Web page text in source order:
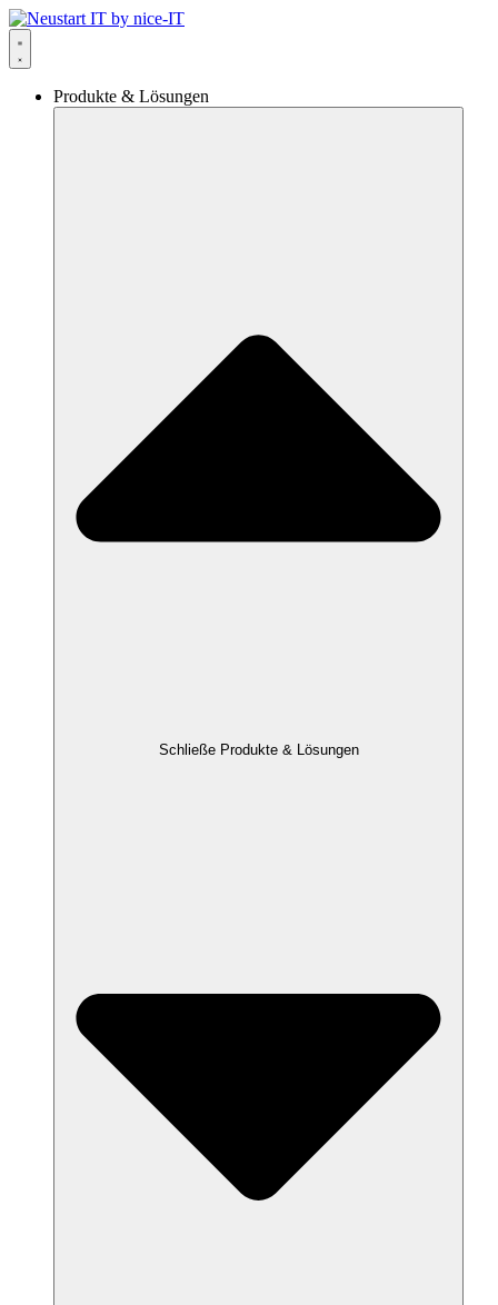
Zum
Inhalt
springen
Produkte & Lösungen
Schließe Produkte & Lösungen